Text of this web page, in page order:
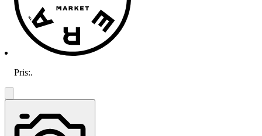
Pris:.